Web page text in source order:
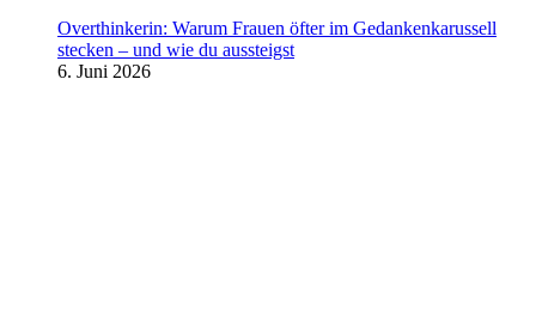
Overthinkerin: Warum Frauen öfter im Gedankenkarussell
stecken – und wie du aussteigst
6. Juni 2026